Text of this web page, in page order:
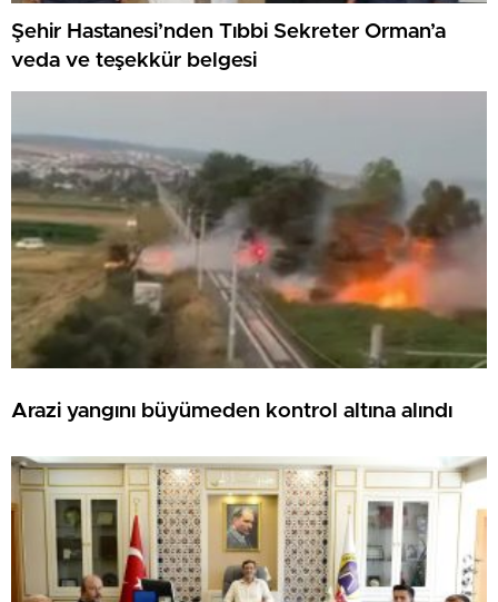
Şehir Hastanesi’nden Tıbbi Sekreter Orman’a
veda ve teşekkür belgesi
Arazi yangını büyümeden kontrol altına alındı